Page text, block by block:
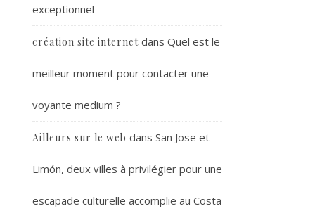
exceptionnel
création site internet dans Quel est le
meilleur moment pour contacter une
voyante medium ?
Ailleurs sur le web dans San Jose et
Limón, deux villes à privilégier pour une
escapade culturelle accomplie au Costa